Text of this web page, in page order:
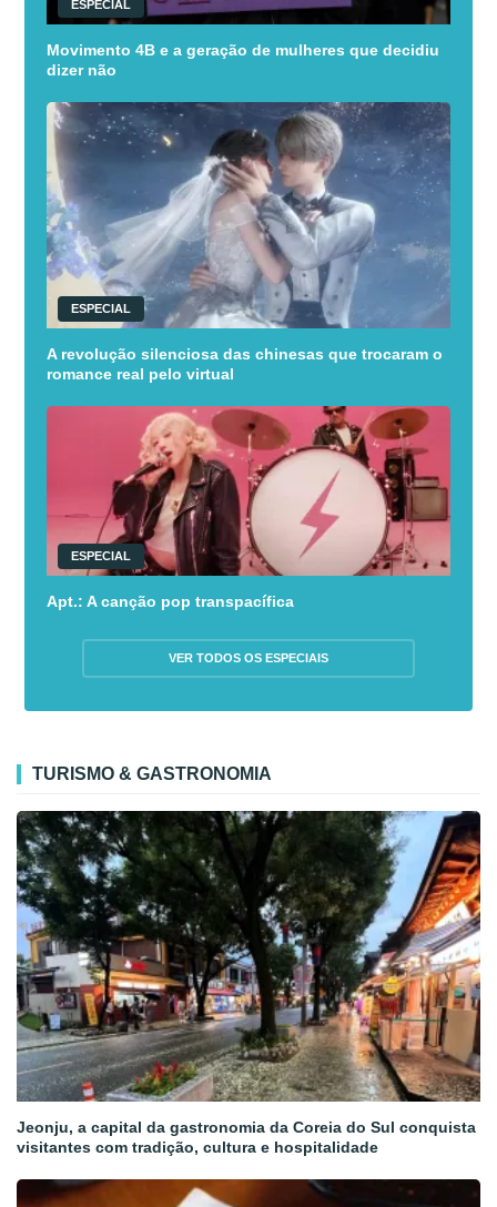
ESPECIAL
Movimento 4B e a geração de mulheres que decidiu
dizer não
ESPECIAL
A revolução silenciosa das chinesas que trocaram o
romance real pelo virtual
ESPECIAL
Apt.: A canção pop transpacífica
VER TODOS OS ESPECIAIS
TURISMO & GASTRONOMIA
Jeonju, a capital da gastronomia da Coreia do Sul conquista
visitantes com tradição, cultura e hospitalidade